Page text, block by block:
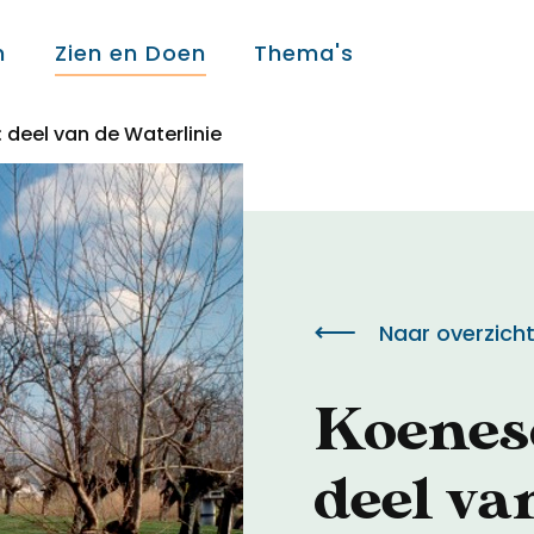
Zien en Doen Thema's
Over ons
Over ons
Colofon
Contact
Onderwijs
deel van de Waterlinie
deel
Naar overzicht